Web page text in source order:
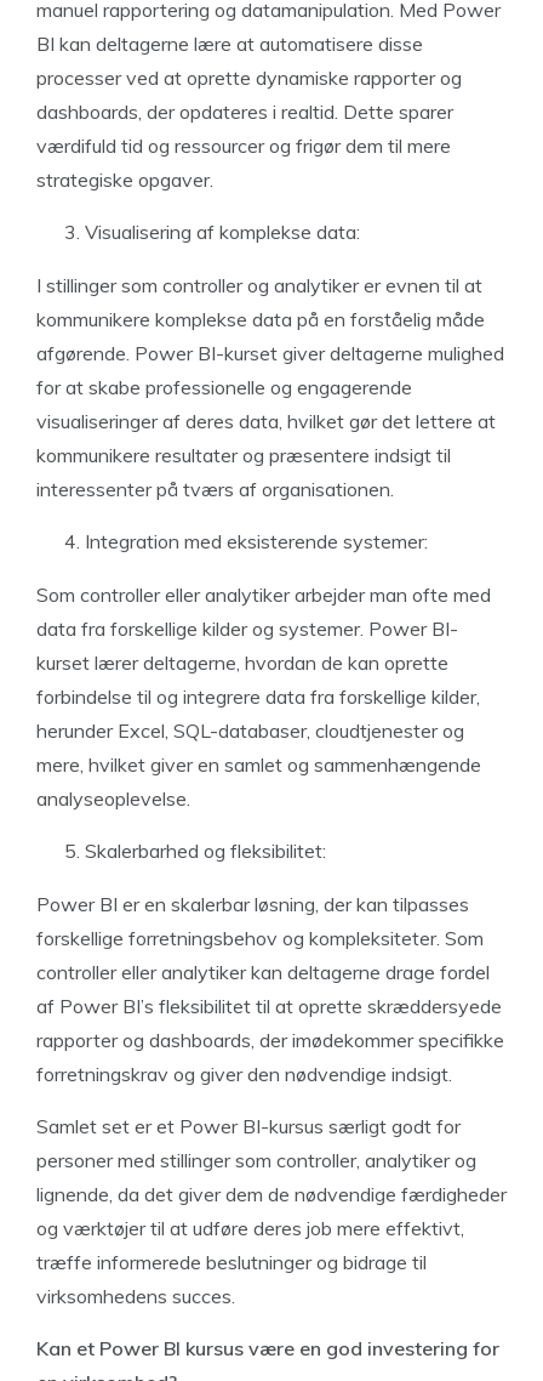
manuel rapportering og datamanipulation. Med Power
BI kan deltagerne lære at automatisere disse
processer ved at oprette dynamiske rapporter og
dashboards, der opdateres i realtid. Dette sparer
værdifuld tid og ressourcer og frigør dem til mere
strategiske opgaver.
Visualisering af komplekse data:
I stillinger som controller og analytiker er evnen til at
kommunikere komplekse data på en forståelig måde
afgørende. Power BI-kurset giver deltagerne mulighed
for at skabe professionelle og engagerende
visualiseringer af deres data, hvilket gør det lettere at
kommunikere resultater og præsentere indsigt til
interessenter på tværs af organisationen.
Integration med eksisterende systemer:
Som controller eller analytiker arbejder man ofte med
data fra forskellige kilder og systemer. Power BI-
kurset lærer deltagerne, hvordan de kan oprette
forbindelse til og integrere data fra forskellige kilder,
herunder Excel, SQL-databaser, cloudtjenester og
mere, hvilket giver en samlet og sammenhængende
analyseoplevelse.
Skalerbarhed og fleksibilitet:
Power BI er en skalerbar løsning, der kan tilpasses
forskellige forretningsbehov og kompleksiteter. Som
controller eller analytiker kan deltagerne drage fordel
af Power BI’s fleksibilitet til at oprette skræddersyede
rapporter og dashboards, der imødekommer specifikke
forretningskrav og giver den nødvendige indsigt.
Samlet set er et Power BI-kursus særligt godt for
personer med stillinger som controller, analytiker og
lignende, da det giver dem de nødvendige færdigheder
og værktøjer til at udføre deres job mere effektivt,
træffe informerede beslutninger og bidrage til
virksomhedens succes.
Kan et Power BI kursus være en god investering for